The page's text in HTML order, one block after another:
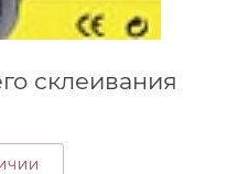
склеивания